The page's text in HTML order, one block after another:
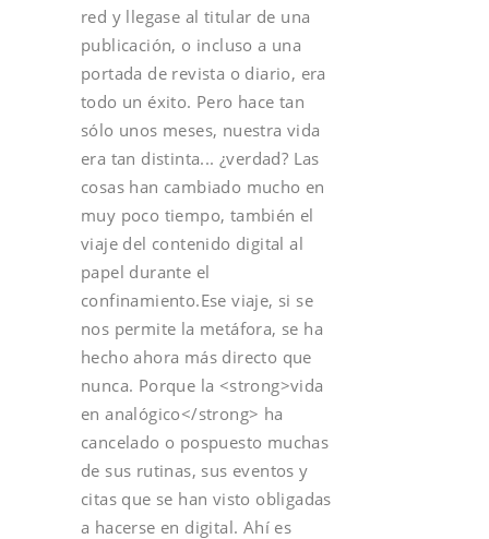
red y llegase al titular de una
publicación, o incluso a una
portada de revista o diario, era
todo un éxito. Pero hace tan
sólo unos meses, nuestra vida
era tan distinta... ¿verdad? Las
cosas han cambiado mucho en
muy poco tiempo, también el
viaje del contenido digital al
papel durante el
confinamiento.Ese viaje, si se
nos permite la metáfora, se ha
hecho ahora más directo que
nunca. Porque la <strong>vida
en analógico</strong> ha
cancelado o pospuesto muchas
de sus rutinas, sus eventos y
citas que se han visto obligadas
a hacerse en digital. Ahí es